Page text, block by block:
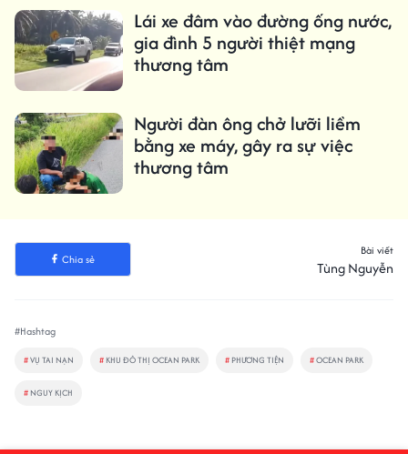
Lái xe đâm vào đường ống nước,
gia đình 5 người thiệt mạng
thương tâm
Người đàn ông chở lưỡi liềm
bằng xe máy, gây ra sự việc
thương tâm
Chia sẻ
Bài viết
Tùng Nguyễn
#Hashtag
#VỤ TAI NẠN # KHU ĐÔ THỊ OCEAN PARK # PHƯƠNG TIỆN #OCEAN PARK
# NGUY KỊCH